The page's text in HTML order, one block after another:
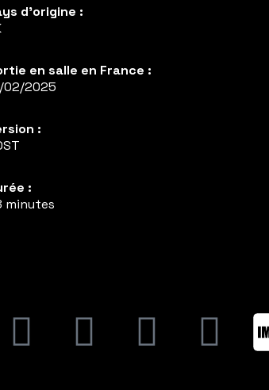
d'origine :
en salle en France :
02/2025
:
:
minutes